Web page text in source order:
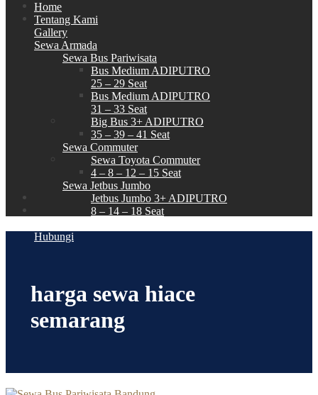
Home
Tentang Kami
Gallery
Sewa Armada
Sewa Bus Pariwisata
Bus Medium ADIPUTRO
25 – 29 Seat
Bus Medium ADIPUTRO
31 – 33 Seat
Big Bus 3+ ADIPUTRO
35 – 39 – 41 Seat
Sewa Commuter
Sewa Toyota Commuter
4 – 8 – 12 – 15 Seat
Sewa Jetbus Jumbo
Jetbus Jumbo 3+ ADIPUTRO
8 – 14 – 18 Seat
Hubungi
harga sewa hiace
semarang